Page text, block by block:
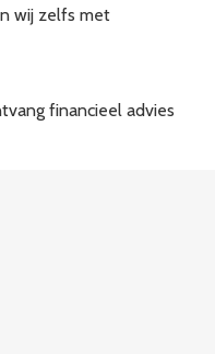
wij zelfs met
financieel advies